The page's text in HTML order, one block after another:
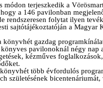
terjeszkedik a
a 146 pavilonban
rendszeresen folytat ilyen
sajtótájékoztatóján a
gazdag
pavilonoknál négy nap
kézműves
több évfordulós
születésének